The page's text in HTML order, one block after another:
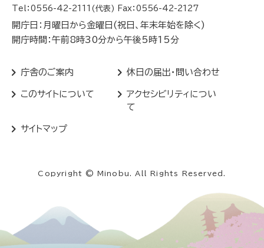
Tel：0556-42-2111(代表) Fax：0556-42-2127
開庁日：月曜日から金曜日(祝日、年末年始を除く)
開庁時間：午前8時30分から午後5時15分
庁舎のご案内 休日の届出・問い合わせ
このサイトについて
アクセシビリティについ
て
サイトマップ
Copyright © Minobu. All Rights Reserved.